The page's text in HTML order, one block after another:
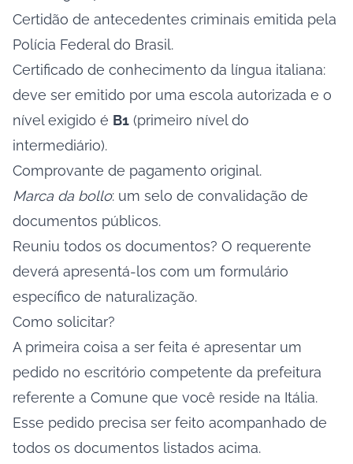
Certidão de antecedentes criminais emitida pela
Polícia Federal do Brasil.
Certificado de conhecimento da língua italiana:
deve ser emitido por uma escola autorizada e o
nível exigido é B1 (primeiro nível do
intermediário).
Comprovante de pagamento original.
Marca da bollo: um selo de convalidação de
documentos públicos.
Reuniu todos os documentos? O requerente
deverá apresentá-los com um formulário
específico de naturalização.
Como solicitar?
A primeira coisa a ser feita é apresentar um
pedido no escritório competente da prefeitura
referente a Comune que você reside na Itália.
Esse pedido precisa ser feito acompanhado de
todos os documentos listados acima.